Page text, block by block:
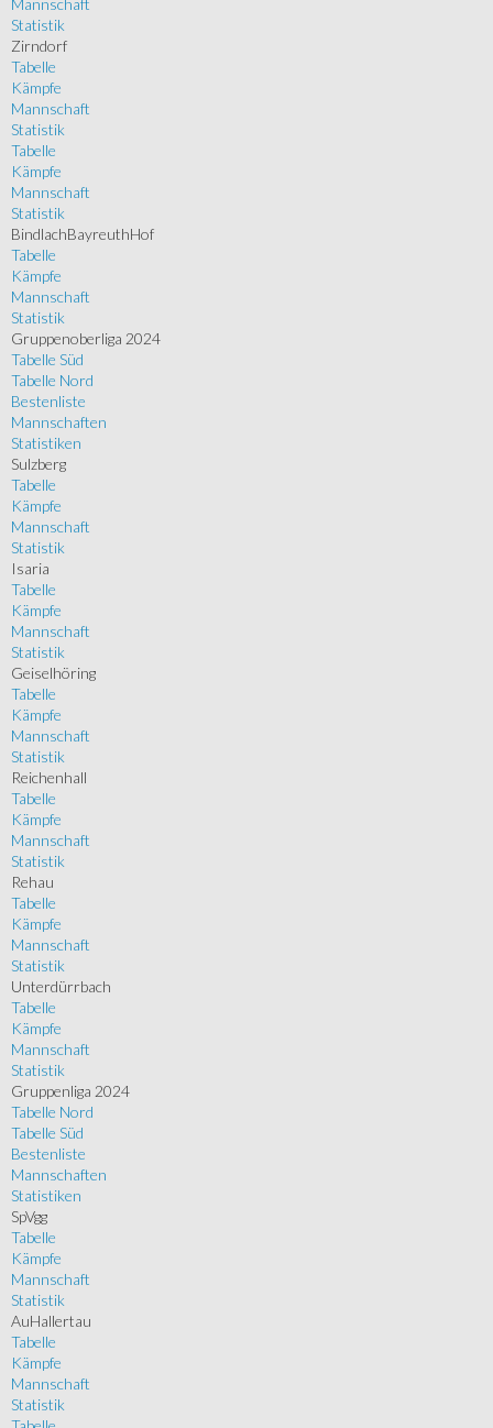
Mannschaft
Statistik
Zirndorf
Tabelle
Kämpfe
Mannschaft
Statistik
Tabelle
Kämpfe
Mannschaft
Statistik
BindlachBayreuthHof
Tabelle
Kämpfe
Mannschaft
Statistik
Gruppenoberliga 2024
Tabelle Süd
Tabelle Nord
Bestenliste
Mannschaften
Statistiken
Sulzberg
Tabelle
Kämpfe
Mannschaft
Statistik
Isaria
Tabelle
Kämpfe
Mannschaft
Statistik
Geiselhöring
Tabelle
Kämpfe
Mannschaft
Statistik
Reichenhall
Tabelle
Kämpfe
Mannschaft
Statistik
Rehau
Tabelle
Kämpfe
Mannschaft
Statistik
Unterdürrbach
Tabelle
Kämpfe
Mannschaft
Statistik
Gruppenliga 2024
Tabelle Nord
Tabelle Süd
Bestenliste
Mannschaften
Statistiken
SpVgg
Tabelle
Kämpfe
Mannschaft
Statistik
AuHallertau
Tabelle
Kämpfe
Mannschaft
Statistik